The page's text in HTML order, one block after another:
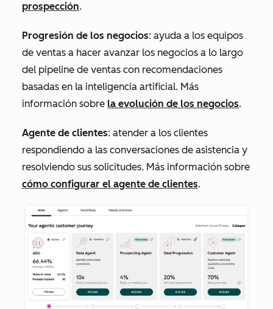
prospección.
Progresión de los negocios: ayuda a los equipos
de ventas a hacer avanzar los negocios a lo largo
del pipeline de ventas con recomendaciones
basadas en la inteligencia artificial. Más
información sobre la evolución de los negocios.
Agente de clientes: atender a los clientes
respondiendo a las conversaciones de asistencia y
resolviendo sus solicitudes. Más información sobre
cómo configurar el agente de clientes.